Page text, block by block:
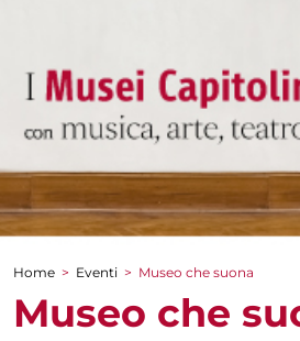
Tu sei qui
Home > Eventi > Museo che suona
Museo che